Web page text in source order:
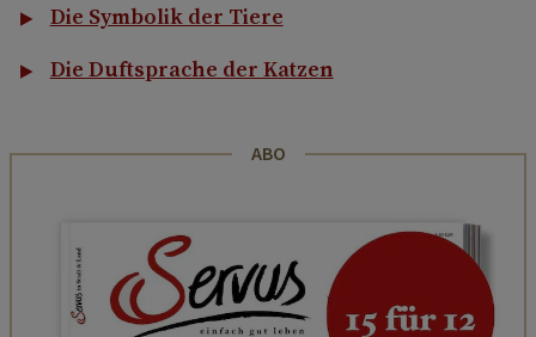
Die Symbolik der Tiere
Die Duftsprache der Katzen
ABO